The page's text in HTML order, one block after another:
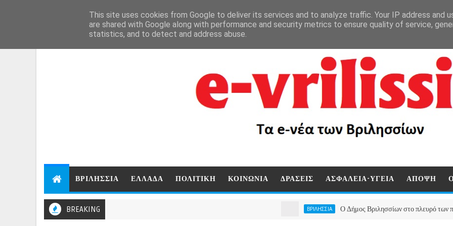
ΒΡΙΛΗΣΣΙΑ ΕΛΛΑΔΑ ΠΟΛΙΤΙΚΗ ΚΟΙΝΩΝΙΑ ΔΡΑΣΕΙΣ ΑΣΦΑΛΕΙΑ-ΥΓΕΙΑ ΑΠΟΨΗ
BREAKING Ο Δήμος Βριλησσίων στο πλευρό των
This site uses cookies from Google to deliver its services and to analyze traffic. Your IP address and
are shared with Google along with performance and security metrics to ensure quality of service,
statistics, and to detect and address abuse.